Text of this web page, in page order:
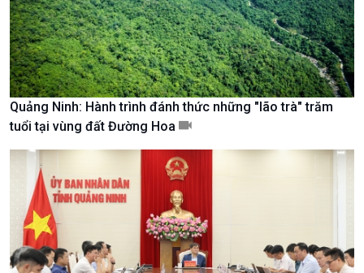
Quảng Ninh: Hành trình đánh thức những "lão trà" trăm
tuổi tại vùng đất Đường Hoa